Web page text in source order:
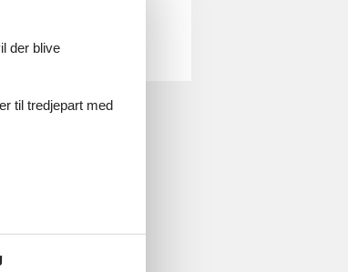
Sønderjylland
Email:info@feline.dk
der blive
til tredjepart med